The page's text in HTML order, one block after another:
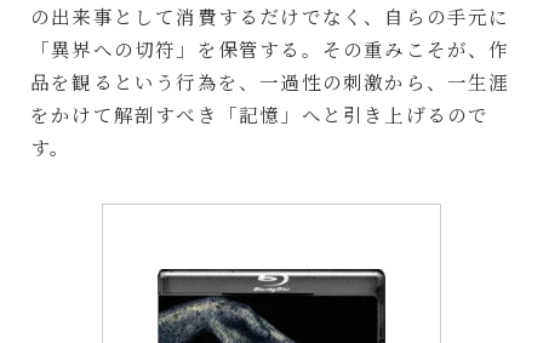
の出来事として消費するだけでなく、自らの手元に
「異界への切符」を保管する。その重みこそが、作
品を観るという行為を、一過性の刺激から、一生涯
をかけて解剖すべき「記憶」へと引き上げるので
す。